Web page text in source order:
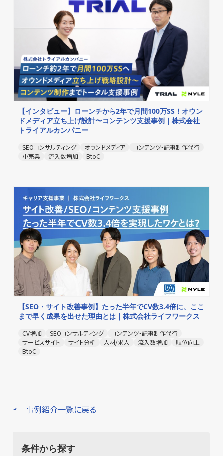
【インタビュー】ローンチから2年で月間100万SS！オウン
ドメディア立ち上げ設計〜コンテンツ支援事例｜株式会社
トライアルカンパニー
SEOコンサルティング オウンドメディア
コンテンツ・記事制作代行
小売業
流入数増加 BtoC
【SEO・サイト改善事例】たった半年でCV数3.4倍に、ここ
まで早く成果を出せた理由とは｜株式会社ライフワークス
CV増加 SEOコンサルティング
コンテンツ・記事制作代行
サービスサイト
サイト分析 人材/求人 流入数増加
順位向上
BtoC
事例紹介一覧に戻る
条件から探す